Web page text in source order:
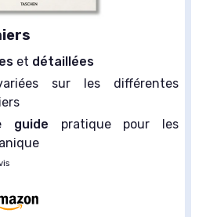
et détaillées
sur les différentes
guide pratique pour les